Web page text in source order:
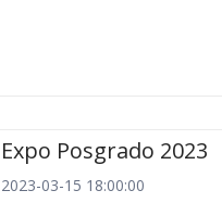
Expo Posgrado 2023
2023-03-15 18:00:00